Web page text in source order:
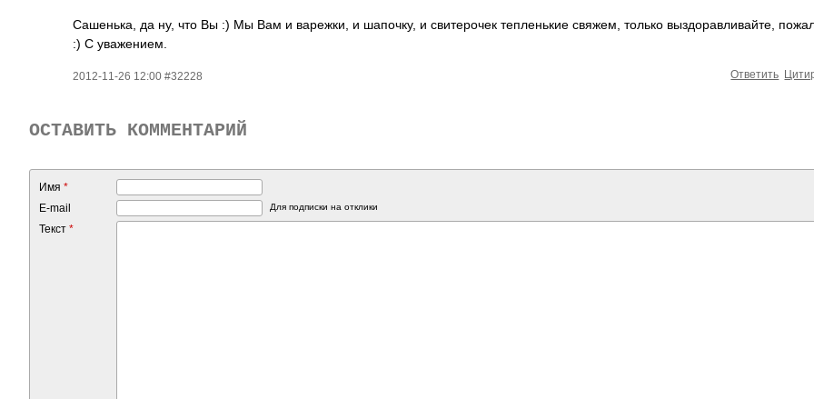
Сашенька, да ну, что Вы :) Мы Вам и варежки, и шапочку, и свитерочек тепленькие свяжем, только выздоравливайте,
:) С уважением.
2012-11-26 12:00 #32228 Ответить
ОСТАВИТЬ КОММЕНТАРИЙ
Имя *
E-mail
Для подписки на отклики
Текст *